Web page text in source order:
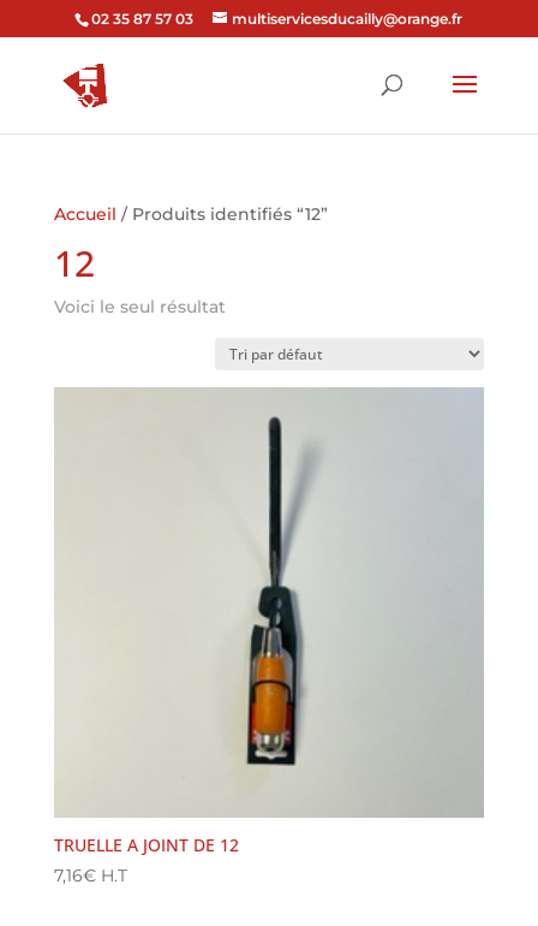
02 35 87 57 03 multiservicesducailly@orange.fr
Accueil / Produits identifiés “12”
12
Voici le seul résultat
TRUELLE A JOINT DE 12
7,16€ H.T